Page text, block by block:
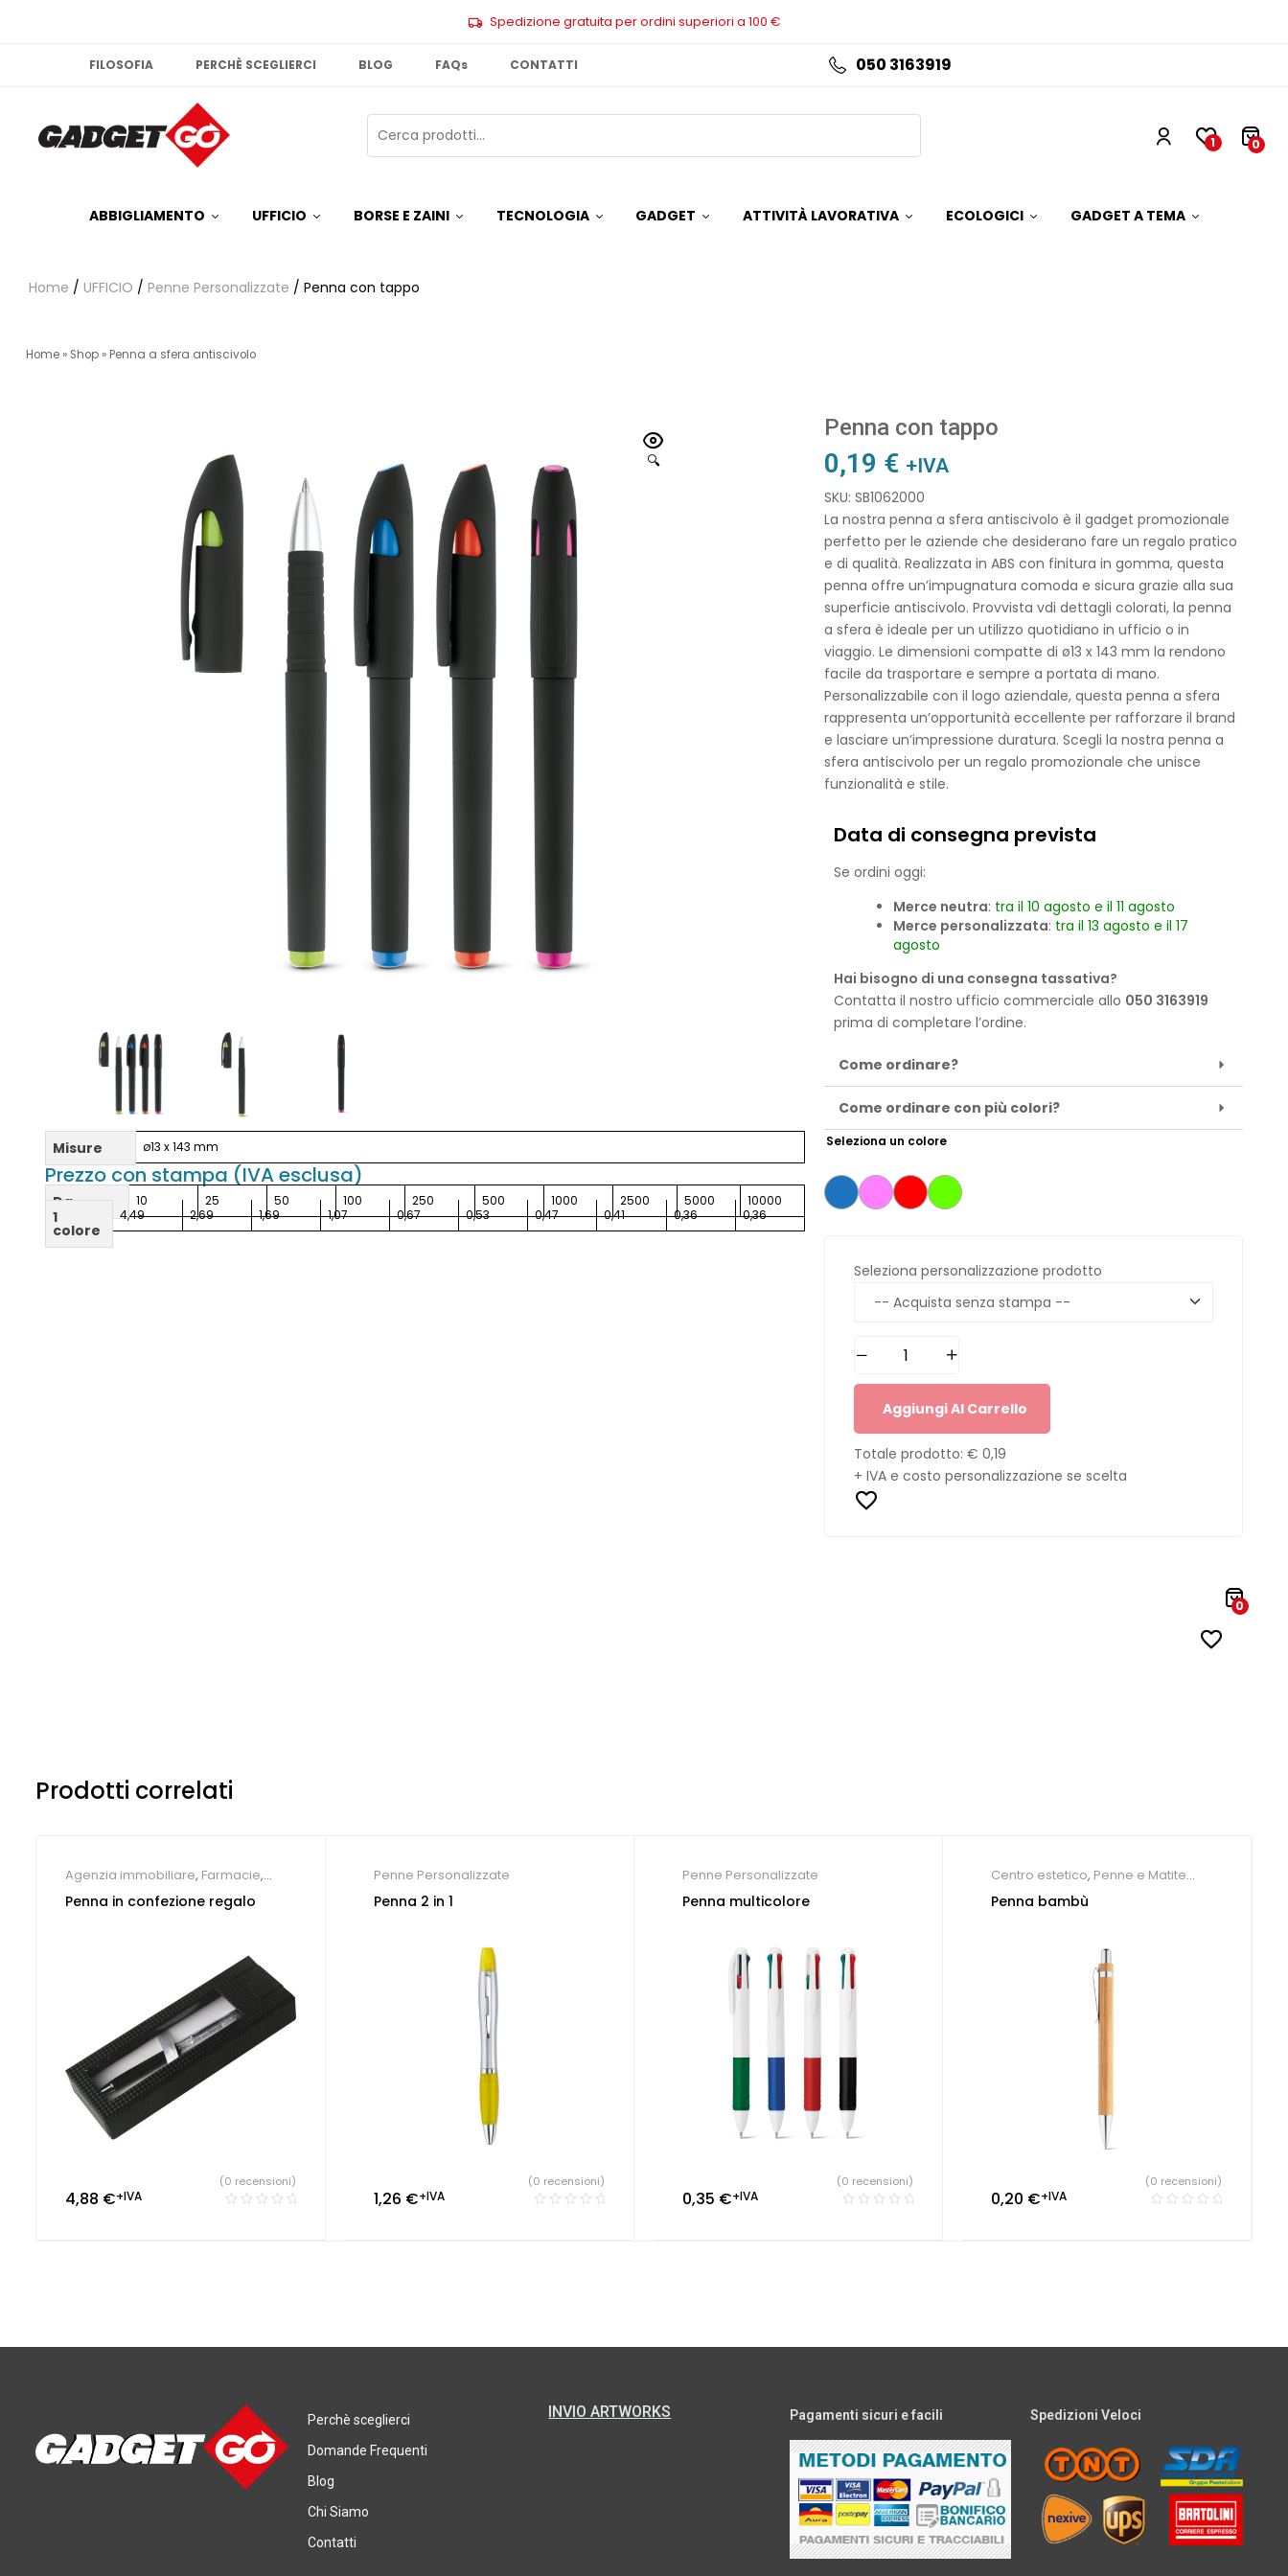
Spedizione gratuita per ordini superiori a 100 €
FILOSOFIA PERCHÈ SCEGLIERCI BLOG FAQs CONTATTI 050 3163919
1 0
ABBIGLIAMENTO UFFICIO BORSE E ZAINI TECNOLOGIA GADGET ATTIVITÀ LAVORATIVA ECOLOGICI GADGET A TEMA
Home / UFFICIO / Penne Personalizzate / Penna con tappo
Home » Shop » Penna a sfera antiscivolo
🔍
Misure ø13 x 143 mm
Prezzo con stampa (IVA esclusa)
Da 10 25 50 100 250 500 1000 2500 5000 10000
1
colore
4,49 2,69 1,69 1,07 0,67 0,53 0,47 0,41 0,36 0,36
Penna con tappo
0,19 € +IVA
SKU: SB1062000
La nostra penna a sfera antiscivolo è il gadget promozionale
perfetto per le aziende che desiderano fare un regalo pratico
e di qualità. Realizzata in ABS con finitura in gomma, questa
penna offre un’impugnatura comoda e sicura grazie alla sua
superficie antiscivolo. Provvista vdi dettagli colorati, la penna
a sfera è ideale per un utilizzo quotidiano in ufficio o in
viaggio. Le dimensioni compatte di ø13 x 143 mm la rendono
facile da trasportare e sempre a portata di mano.
Personalizzabile con il logo aziendale, questa penna a sfera
rappresenta un’opportunità eccellente per rafforzare il brand
e lasciare un’impressione duratura. Scegli la nostra penna a
sfera antiscivolo per un regalo promozionale che unisce
funzionalità e stile.
Data di consegna prevista
Se ordini oggi:
Merce neutra: tra il 10 agosto e il 11 agosto
Merce personalizzata: tra il 13 agosto e il 17
agosto
Hai bisogno di una consegna tassativa?
Contatta il nostro ufficio commerciale allo 050 3163919
prima di completare l’ordine.
Come ordinare?
Come ordinare con più colori?
Seleziona un colore
Seleziona personalizzazione prodotto
Aggiungi Al Carrello
Totale prodotto: € 0,19
+ IVA e costo personalizzazione se scelta
0
Prodotti correlati
Agenzia immobiliare, Farmacie,
Gadget per congressi, Hotel,
Penna in confezione regalo
4,88 €+IVA
(0 recensioni)
Penne Personalizzate
Penna 2 in 1
1,26 €+IVA
(0 recensioni)
Penne Personalizzate
Penna multicolore
0,35 €+IVA
(0 recensioni)
Centro estetico, Penne e Matite
ecologiche,Penne Personalizzate
Penna bambù
0,20 €+IVA
(0 recensioni)
Perchè sceglierci
Domande Frequenti
Blog
Chi Siamo
Contatti
INVIO ARTWORKS Pagamenti sicuri e facili Spedizioni Veloci